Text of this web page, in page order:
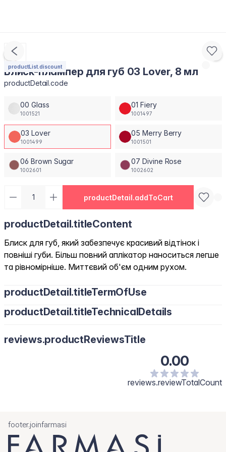
productList.discount
Блиск-плампер для губ 03 Lover, 8 мл
productDetail.code
00 Glass
1001521
01 Fiery
1001497
03 Lover
1001499
05 Merry Berry
1001501
06 Brown Sugar
1002601
07 Divine Rose
1002602
productDetail.addToCart
productDetail.titleContent
Блиск для губ, який забезпечує красивий відтінок і
повніші губи. Більш повний аплікатор наноситься легше
та рівномірніше. Миттєвий об'єм одним рухом.
productDetail.titleTermOfUse
productDetail.titleTechnicalDetails
reviews.productReviewsTitle
0.00
reviews.reviewTotalCount
footer.joinfarmasi